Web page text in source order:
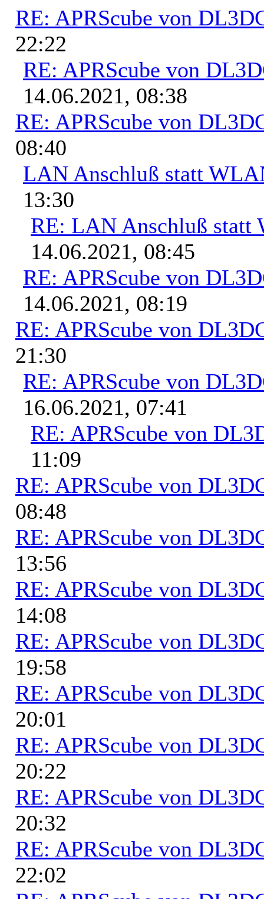
RE: APRScube von
22:22
RE: APRScube von
14.06.2021, 08:38
RE: APRScube von
08:40
LAN Anschluß statt
13:30
RE: LAN Anschluß statt
14.06.2021, 08:45
RE: APRScube von
14.06.2021, 08:19
RE: APRScube von
21:30
RE: APRScube von
16.06.2021, 07:41
RE: APRScube von
11:09
RE: APRScube von
08:48
RE: APRScube von
13:56
RE: APRScube von
14:08
RE: APRScube von
19:58
RE: APRScube von
20:01
RE: APRScube von
20:22
RE: APRScube von
20:32
RE: APRScube von
22:02